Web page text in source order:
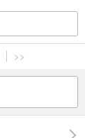
>>